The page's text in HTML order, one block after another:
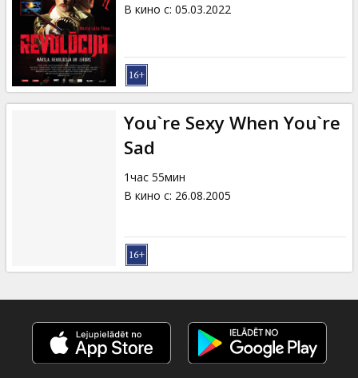
В кино с: 05.03.2022
You`re Sexy When You`re
Sad
1час 55мин
В кино с: 26.08.2005